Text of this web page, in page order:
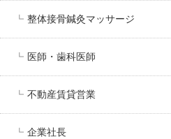
整体接骨鍼灸マッサージ
医師・歯科医師
不動産賃貸営業
企業社長